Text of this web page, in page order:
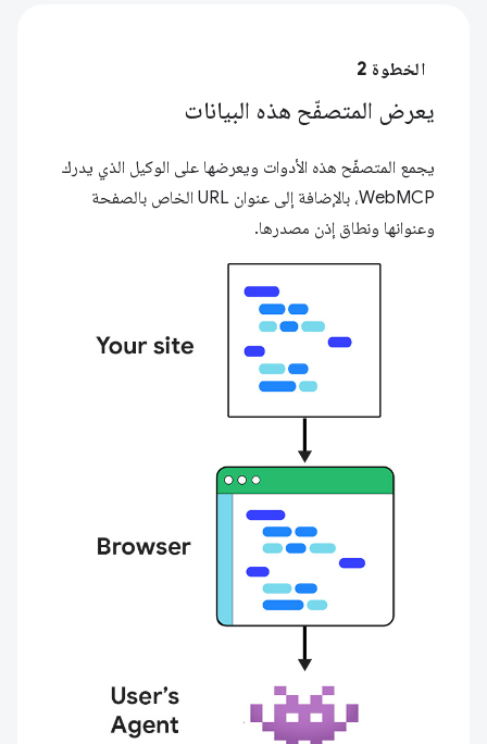
الخطوة 2
يعرض المتصفّح هذه البيانات
يجمع المتصفّح هذه الأدوات ويعرضها على الوكيل الذي يدرك
WebMCP، بالإضافة إلى عنوان URL الخاص بالصفحة
وعنوانها ونطاق إذن مصدرها.